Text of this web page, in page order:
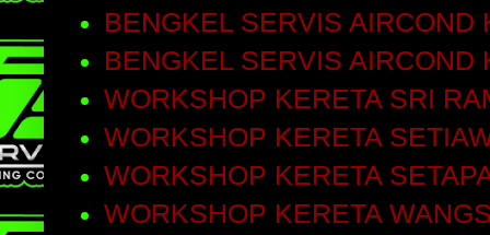
BENGKEL SERVIS AIRCOND
BENGKEL SERVIS AIRCOND
WORKSHOP KERETA SRI
WORKSHOP KERETA
WORKSHOP KERETA
WORKSHOP KERETA